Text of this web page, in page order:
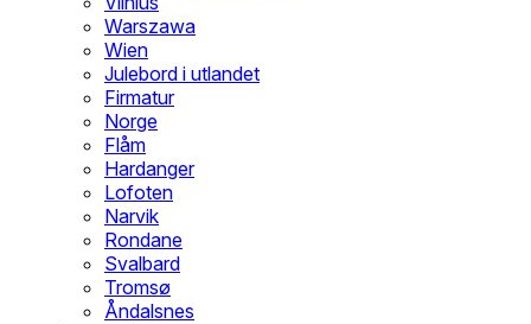
Warszawa
Wien
Julebord i utlandet
Firmatur
Norge
Flåm
Hardanger
Lofoten
Narvik
Rondane
Svalbard
Tromsø
Åndalsnes